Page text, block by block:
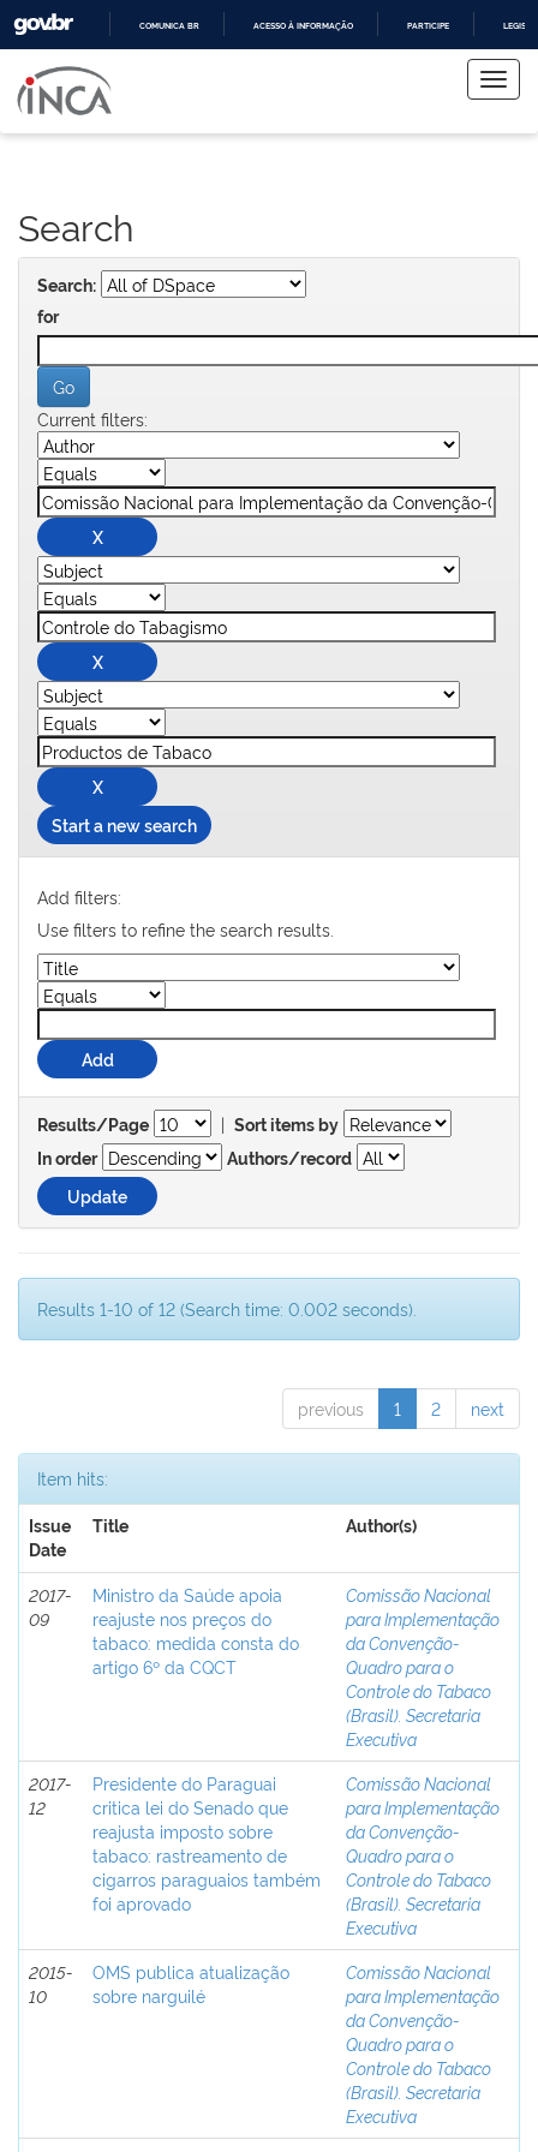
COMUNICA BR ACESSO À INFORMAÇÃO PARTICIPE
navigation
Search
Search:
for
Current filters:
Start a new search
Add filters:
Use filters to refine the search results.
Results/Page | Sort items by
In order
Authors/record
Results 1-10 of 12 (Search time: 0.002 seconds).
previous 1 2 next
Item hits:
Issue
Date
Title Author(s)
2017-
09
Ministro da Saúde apoia
reajuste nos preços do
tabaco: medida consta do
artigo 6º da CQCT
Comissão Nacional
para Implementação
da Convenção-
Quadro para o
Controle do Tabaco
(Brasil). Secretaria
Executiva
2017-
12
Presidente do Paraguai
critica lei do Senado que
reajusta imposto sobre
tabaco: rastreamento de
cigarros paraguaios também
foi aprovado
Comissão Nacional
para Implementação
da Convenção-
Quadro para o
Controle do Tabaco
(Brasil). Secretaria
Executiva
2015-
10
OMS publica atualização
sobre narguilé
Comissão Nacional
para Implementação
da Convenção-
Quadro para o
Controle do Tabaco
(Brasil). Secretaria
Executiva